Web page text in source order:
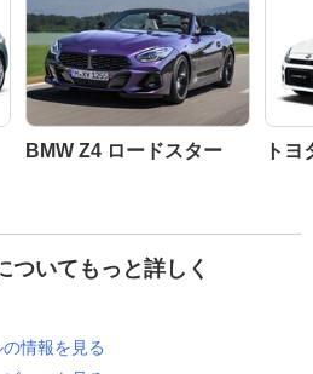
BMW Z4 ロードスター トヨ
ついてもっと詳しく
情報を見る